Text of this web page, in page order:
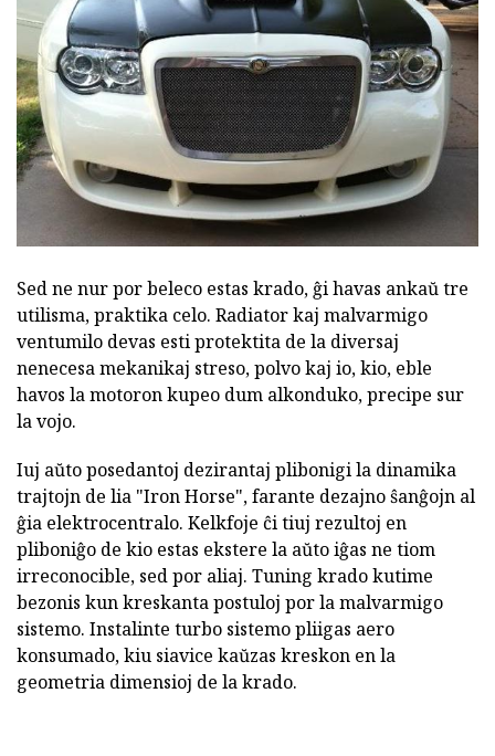
Sed ne nur por beleco estas krado, ĝi havas ankaŭ tre
utilisma, praktika celo. Radiator kaj malvarmigo
ventumilo devas esti protektita de la diversaj
nenecesa mekanikaj streso, polvo kaj io, kio, eble
havos la motoron kupeo dum alkonduko, precipe sur
la vojo.
Iuj aŭto posedantoj dezirantaj plibonigi la dinamika
trajtojn de lia "Iron Horse", farante dezajno ŝanĝojn al
ĝia elektrocentralo. Kelkfoje ĉi tiuj rezultoj en
pliboniĝo de kio estas ekstere la aŭto iĝas ne tiom
irreconocible, sed por aliaj. Tuning krado kutime
bezonis kun kreskanta postuloj por la malvarmigo
sistemo. Instalinte turbo sistemo pliigas aero
konsumado, kiu siavice kaŭzas kreskon en la
geometria dimensioj de la krado.